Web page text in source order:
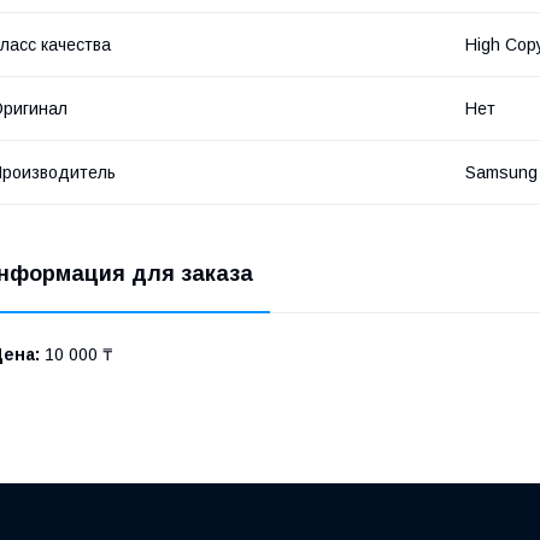
качества High
Нет
Samsung
для заказа
10 000 ₸